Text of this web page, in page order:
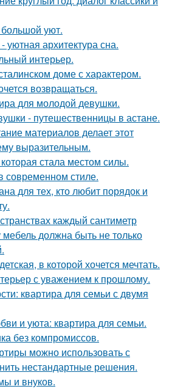
уют.
уютная архитектура сна.
интерьер.
доме с характером.
возвращаться.
для молодой девушки.
- путешественницы в астане.
материалов делает этот
выразительным.
стала местом силы.
современном стиле.
для тех, кто любит порядок и
каждый сантиметр
мебель должна быть не только
в которой хочется мечтать.
с уважением к прошлому.
квартира для семьи с двумя
и уюта: квартира для семьи.
без компромиссов.
можно использовать с
нестандартные решения.
и внуков.